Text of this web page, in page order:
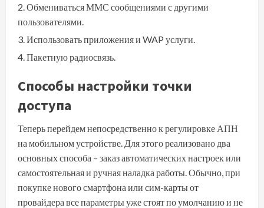
Обмениваться ММС сообщениями с другими
пользователями.
Использовать приложения и WAP услуги.
Пакетную радиосвязь.
Способы настройки точки
доступа
Теперь перейдем непосредственно к регулировке АПН
на мобильном устройстве. Для этого реализовано два
основных способа – заказ автоматических настроек или
самостоятельная и ручная наладка работы. Обычно, при
покупке нового смартфона или сим-карты от
провайдера все параметры уже стоят по умолчанию и не